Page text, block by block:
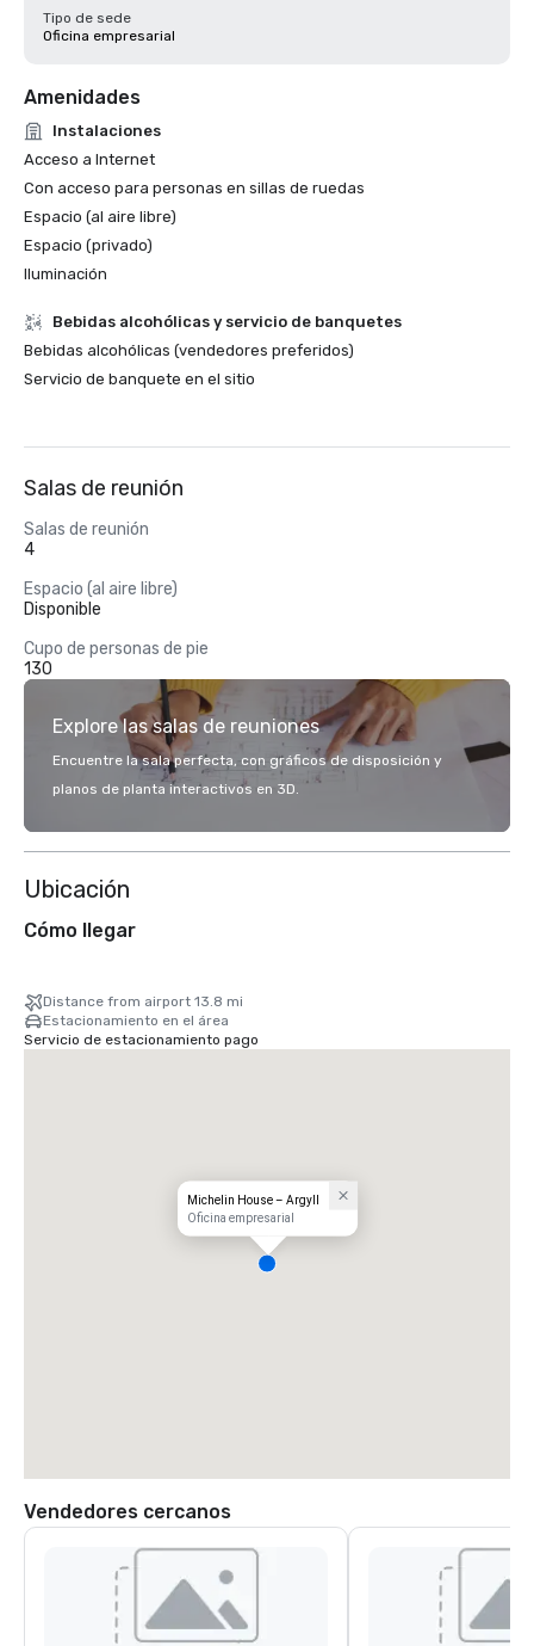
Tipo de sede
Oficina empresarial
Amenidades
Instalaciones
Acceso a Internet
Con acceso para personas en sillas de ruedas
Espacio (al aire libre)
Espacio (privado)
Iluminación
Bebidas alcohólicas y servicio de banquetes
Bebidas alcohólicas (vendedores preferidos)
Servicio de banquete en el sitio
Salas de reunión
Salas de reunión
4
Espacio (al aire libre)
Disponible
Cupo de personas de pie
130
Explore las salas de reuniones
Encuentre la sala perfecta, con gráficos de disposición y
planos de planta interactivos en 3D.
Ubicación
Cómo llegar
Distance from airport 13.8 mi
Estacionamiento en el área
Servicio de estacionamiento pago
Michelin House – Argyll
Oficina empresarial
Vendedores cercanos